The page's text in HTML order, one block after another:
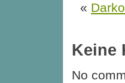
«
Keine
No